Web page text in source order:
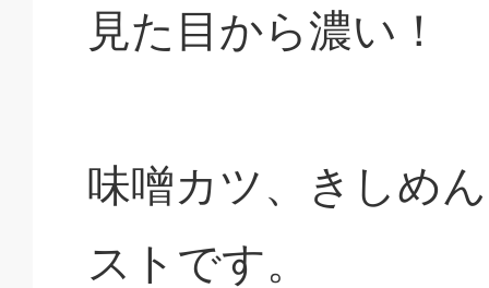
見た目から濃い！
味噌カツ、きしめ
ストです。